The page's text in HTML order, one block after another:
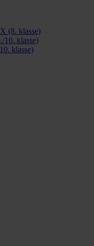
(8. klasse)
10. klasse)
klasse)